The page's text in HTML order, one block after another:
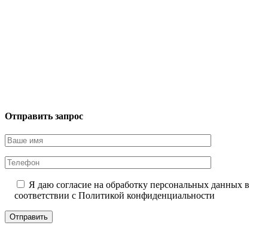
Отправить запрос
Я даю согласие на обработку персональных данных в
соответствии с Политикой конфиденциальности